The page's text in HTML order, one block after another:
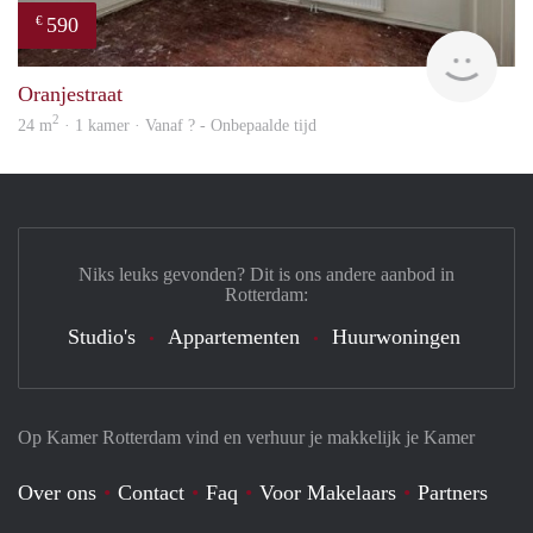
€ 590
Oranjestraat
24 m2 · 1 kamer · Vanaf ? - Onbepaalde tijd
Op Kamer Rotterdam vind en verhuur je makkelijk je Kamer
Over ons Contact Faq Voor Makelaars
Partners
Niks leuks gevonden? Dit is ons andere aanbod in
Rotterdam:
Studio's Appartementen Huurwoningen